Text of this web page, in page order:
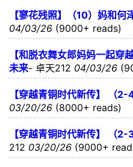
【寥花残照】（10）妈和何
04/03/26 (9000+ reads)
【和脱衣舞女郎妈妈一起
未来- 卓天212 04/03/26
【穿越青铜时代新传】 （
03/20/26 (8000+ reads)
【穿越青铜时代新传】 （
212 03/20/26 (9000+